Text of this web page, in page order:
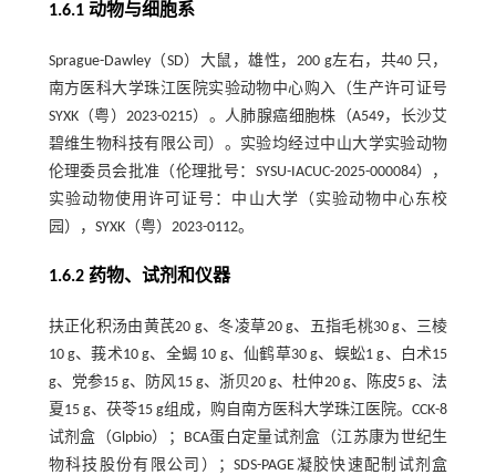
1.6.1 动物与细胞系
Sprague-Dawley（SD）大鼠，雄性，200 g左右，共40 只，
南方医科大学珠江医院实验动物中心购入（生产许可证号
SYXK（粤）2023-0215）。人肺腺癌细胞株（A549，长沙艾
碧维生物科技有限公司）。实验均经过中山大学实验动物
伦理委员会批准（伦理批号：SYSU-IACUC-2025-000084），
实验动物使用许可证号：中山大学（实验动物中心东校
园），SYXK（粤）2023-0112。
1.6.2 药物、试剂和仪器
扶正化积汤由黄芪20 g、冬凌草20 g、五指毛桃30 g、三棱
10 g、莪术10 g、全蝎 10 g、仙鹤草30 g、蜈蚣1 g、白术15
g、党参15 g、防风15 g、浙贝20 g、杜仲20 g、陈皮5 g、法
夏15 g、茯苓15 g组成，购自南方医科大学珠江医院。CCK-8
试剂盒（Glpbio）；BCA蛋白定量试剂盒（江苏康为世纪生
物科技股份有限公司）；SDS-PAGE凝胶快速配制试剂盒